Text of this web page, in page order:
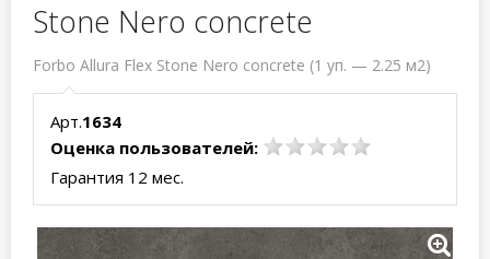
Stone Nero concrete
Forbo Allura Flex Stone Nero concrete (1 уп. — 2.25 м2)
Арт.1634
Оценка пользователей:
Гарантия 12 мес.